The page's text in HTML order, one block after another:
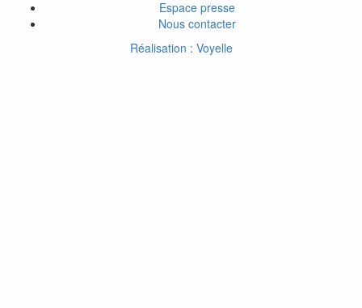
Espace presse
Nous contacter
Réalisation : Voyelle